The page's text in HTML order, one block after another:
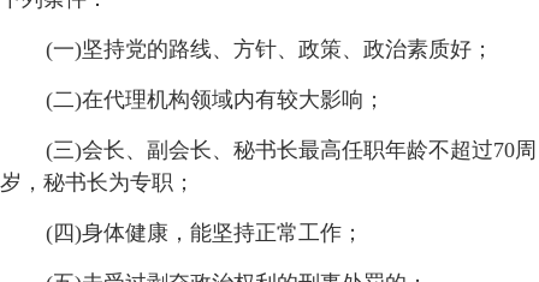
(一)坚持党的路线、方针、政策、政治素质好；
(二)在代理机构领域内有较大影响；
(三)会长、副会长、秘书长最高任职年龄不超过70周
岁，秘书长为专职；
(四)身体健康，能坚持正常工作；